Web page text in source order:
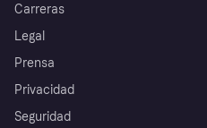
Carreras
Legal
Prensa
Privacidad
Seguridad